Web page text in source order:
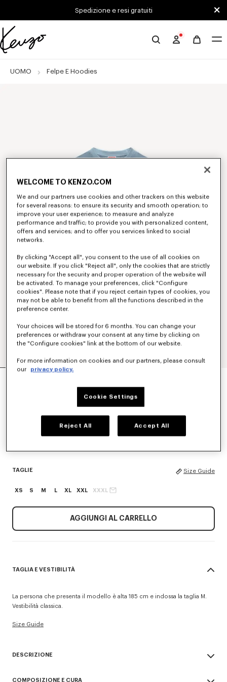
Spedizione e resi gratuiti
Sito
KENZO
UOMO Felpe E Hoodies
FELPA IN COTONE RICAMATA 'KENZO
Antracite
TAGLIE Size Guide
XS S M L XL XXL XXXL
AGGIUNGI AL CARRELLO
TAGLIA E VESTIBILITÀ
La persona che presenta il modello è alta 185 cm e indossa la taglia M.
Vestibilità classica.
Size Guide
DESCRIZIONE
COMPOSIZIONE E CURA
WELCOME TO KENZO.COM
We and our partners use cookies and other trackers on this website
for several reasons: to ensure its security and smooth operation; to
improve your user experience; to measure and analyze
performance and traffic; to provide you with personalized content,
offers and services; and to offer you services linked to social
networks.
By clicking "Accept all", you consent to the use of all cookies on
our website. If you click "Reject all", only the cookies that are strictly
necessary for the security and proper operation of the website will
be activated. To manage your preferences, click "Configure
cookies". Please note that if you reject certain types of cookies, you
may not be able to benefit from all the functions described in the
preference center.
Your choices will be stored for 6 months. You can change your
preferences or withdraw your consent at any time by clicking on
the "Configure cookies" link at the bottom of our website.
For more information on cookies and our partners, please consult
our
privacy policy.
Cookie Settings
Reject All Accept All